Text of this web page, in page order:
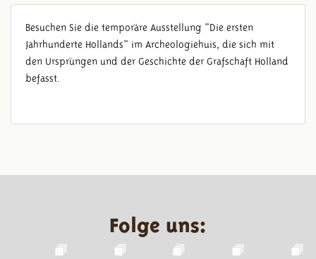
Besuchen Sie die temporäre Ausstellung "Die ersten
Jahrhunderte Hollands" im Archeologiehuis, die sich mit
den Ursprüngen und der Geschichte der Grafschaft Holland
befasst.
Folge uns: